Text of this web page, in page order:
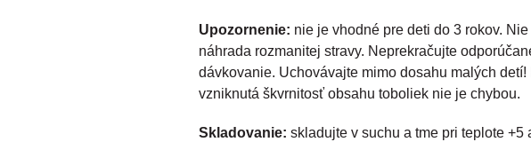
Upozornenie: nie je vhodné pre deti do 3 rokov.
náhrada rozmanitej stravy. Neprekračujte
dávkovanie. Uchovávajte mimo dosahu malých detí!
vzniknutá škvrnitosť obsahu toboliek nie je chybou.
Skladovanie: skladujte v suchu a tme pri teplote +5